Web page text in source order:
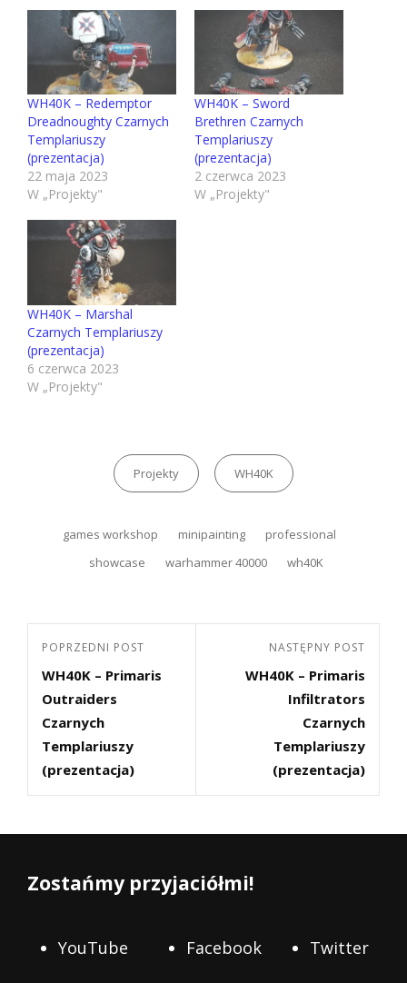
WH40K – Redemptor
Dreadnoughty Czarnych
Templariuszy
(prezentacja)
22 maja 2023
W „Projekty"
WH40K – Sword
Brethren Czarnych
Templariuszy
(prezentacja)
2 czerwca 2023
W „Projekty"
WH40K – Marshal
Czarnych Templariuszy
(prezentacja)
6 czerwca 2023
W „Projekty"
Kategorie
Projekty WH40K
Tagi,
games workshop minipainting
professional
showcase
warhammer 40000 wh40K
Nawigacja
wpisu
Poprzedni
post
POPRZEDNI POST
WH40K – Primaris
Outraiders
Czarnych
Templariuszy
(prezentacja)
Następny
Post
NASTĘPNY POST
WH40K – Primaris
Infiltrators
Czarnych
Templariuszy
(prezentacja)
Zostańmy przyjaciółmi!
YouTube
Facebook
Twitter